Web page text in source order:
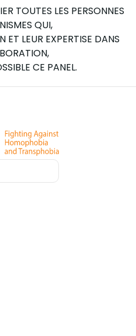
TOUTES LES PERSONNES
QUI,
ET LEUR EXPERTISE DANS
CE PANEL.